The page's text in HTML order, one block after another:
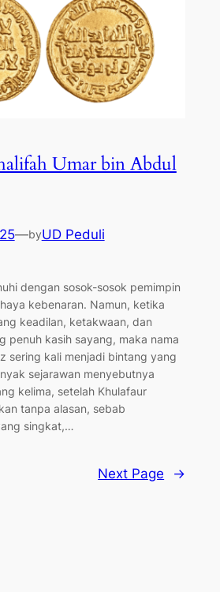
Umar bin Abdul
—byUD Peduli
dengan sosok-sosok pemimpin
kebenaran. Namun, ketika
keadilan, ketakwaan, dan
penuh kasih sayang, maka nama
sering kali menjadi bintang yang
sejarawan menyebutnya
kelima, setelah Khulafaur
tanpa alasan, sebab
singkat,…
Next Page →